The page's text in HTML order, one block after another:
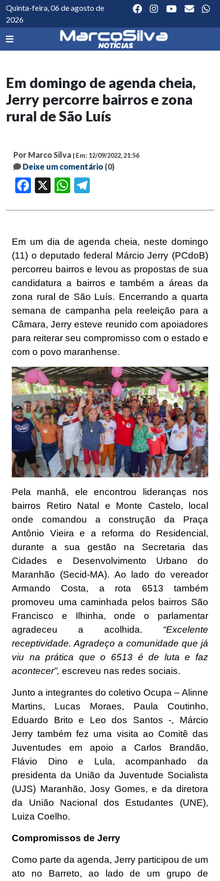
Quinta-feira, 06 de agosto de
2026
Em domingo de agenda cheia,
Jerry percorre bairros e zona
rural de São Luís
Por Marco Silva | Em: 12/09/2022, 21:56
Deixe um comentário (0)
Facebook WhatsApp
Em um dia de agenda cheia, neste domingo
(11) o deputado federal Márcio Jerry (PCdoB)
percorreu bairros e levou as propostas de sua
candidatura a bairros e também a áreas da
zona rural de São Luís. Encerrando a quarta
semana de campanha pela reeleição para a
Câmara, Jerry esteve reunido com apoiadores
para reiterar seu compromisso com o estado e
com o povo maranhense.
Pela manhã, ele encontrou lideranças nos
bairros Retiro Natal e Monte Castelo, local
onde comandou a construção da Praça
Antônio Vieira e a reforma do Residencial,
durante a sua gestão na Secretaria das
Cidades e Desenvolvimento Urbano do
Maranhão (Secid-MA). Ao lado do vereador
Armando Costa, a rota 6513 também
promoveu uma caminhada pelos bairros São
Francisco e Ilhinha, onde o parlamentar
agradeceu a acolhida. “Excelente
receptividade. Agradeço a comunidade que já
viu na prática que o 6513 é de luta e faz
acontecer”, escreveu nas redes sociais.
Junto a integrantes do coletivo Ocupa – Alinne
Martins, Lucas Moraes, Paula Coutinho,
Eduardo Brito e Leo dos Santos -, Márcio
Jerry também fez uma visita ao Comitê das
Juventudes em apoio a Carlos Brandão,
Flávio Dino e Lula, acompanhado da
presidenta da União da Juventude Socialista
(UJS) Maranhão, Josy Gomes, e da diretora
da União Nacional dos Estudantes (UNE),
Luiza Coelho.
Compromissos de Jerry
Como parte da agenda, Jerry participou de um
ato no Barreto, ao lado de um grupo de